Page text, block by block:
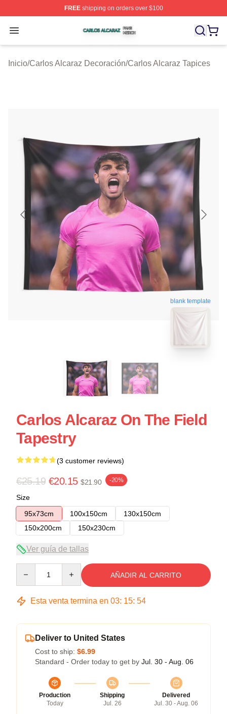
FREEshipping on orders over $100
Open menu
Carlos Alcaraz Shop ⚡️ Officially Licensed Carlos
Inicio/Carlos Alcaraz Decoración/Carlos Alcaraz Tapices
blank template
Carlos Alcaraz On The Field
Tapestry
(3 customer reviews)
€25.19 €20.15 $21.90 -20%
Size
95x73cm
100x150cm
130x150cm
150x200cm
150x230cm
Ver guía de tallas
AÑADIR AL CARRITO
Esta venta termina en 03: 15: 54
Deliver to United States
Cost to ship: $6.99
Standard - Order today to get by Jul. 30 - Aug. 06
Production
Today
Shipping
Jul. 26
Delivered
Jul. 30 - Aug. 06